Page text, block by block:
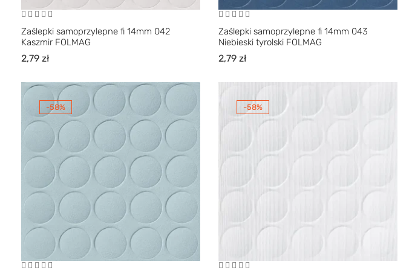
Zaślepki samoprzylepne fi 14mm 042
Kaszmir FOLMAG
2,79 zł
Zaślepki samoprzylepne fi 14mm 043
Niebieski tyrolski FOLMAG
2,79 zł
-58% -58%